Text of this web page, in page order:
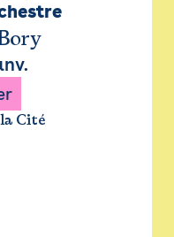
Cité